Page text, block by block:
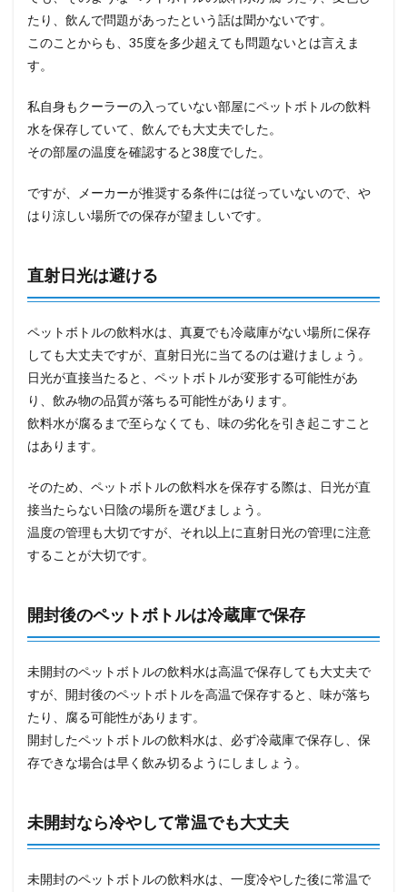
たり、飲んで問題があったという話は聞かないです。
このことからも、35度を多少超えても問題ないとは言えま
す。
私自身もクーラーの入っていない部屋にペットボトルの飲料
水を保存していて、飲んでも大丈夫でした。
その部屋の温度を確認すると38度でした。
ですが、メーカーが推奨する条件には従っていないので、や
はり涼しい場所での保存が望ましいです。
直射日光は避ける
ペットボトルの飲料水は、真夏でも冷蔵庫がない場所に保存
しても大丈夫ですが、直射日光に当てるのは避けましょう。
日光が直接当たると、ペットボトルが変形する可能性があ
り、飲み物の品質が落ちる可能性があります。
飲料水が腐るまで至らなくても、味の劣化を引き起こすこと
はあります。
そのため、ペットボトルの飲料水を保存する際は、日光が直
接当たらない日陰の場所を選びましょう。
温度の管理も大切ですが、それ以上に直射日光の管理に注意
することが大切です。
開封後のペットボトルは冷蔵庫で保存
未開封のペットボトルの飲料水は高温で保存しても大丈夫で
すが、開封後のペットボトルを高温で保存すると、味が落ち
たり、腐る可能性があります。
開封したペットボトルの飲料水は、必ず冷蔵庫で保存し、保
存できな場合は早く飲み切るようにしましょう。
未開封なら冷やして常温でも大丈夫
未開封のペットボトルの飲料水は、一度冷やした後に常温で